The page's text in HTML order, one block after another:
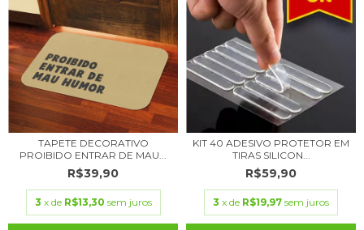
TAPETE DECORATIVO
PROIBIDO ENTRAR DE MAU...
R$39,90
3 x de R$13,30 sem juros
KIT 40 ADESIVO PROTETOR EM
TIRAS SILICON...
R$59,90
3 x de R$19,97 sem juros